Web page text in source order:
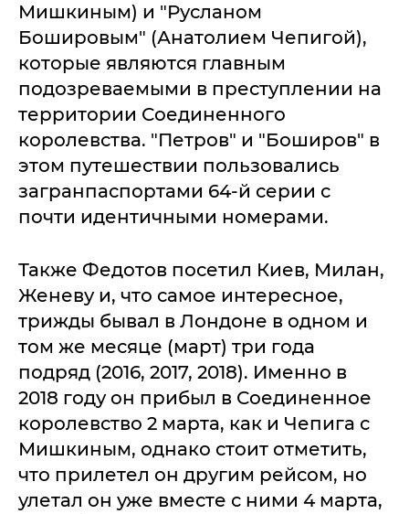
Мишкиным) и "Русланом
Бошировым" (Анатолием Чепигой),
которые являются главным
подозреваемыми в преступлении на
территории Соединенного
королевства. "Петров" и "Боширов" в
этом путешествии пользовались
загранпаспортами 64-й серии с
почти идентичными номерами.
Также Федотов посетил Киев, Милан,
Женеву и, что самое интересное,
трижды бывал в Лондоне в одном и
том же месяце (март) три года
подряд (2016, 2017, 2018). Именно в
2018 году он прибыл в Соединенное
королевство 2 марта, как и Чепига с
Мишкиным, однако стоит отметить,
что прилетел он другим рейсом, но
улетал он уже вместе с ними 4 марта,